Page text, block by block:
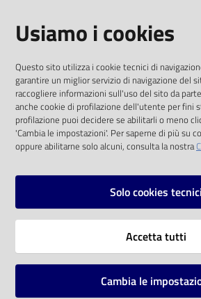
on line
Eventi
Chiedi al
bibliotecario
Avvisi
solo alle condizioni previste dalla
comunitaria 2003/98/CE e dal d.lgs.
SOCIAL
Instagram
Vai alla pagina
Usiamo i cookies
Questo sito utilizza i cookie tecnici di
garantire un miglior servizio di navigazione del
raccogliere informazioni sull'uso del sito da
anche cookie di profilazione dell'utente per fini
profilazione puoi decidere se abilitarli o meno
'Cambia le impostazioni'. Per saperne di più su
oppure abilitarne solo alcuni, consulta la nostra
Solo cookies tecnici
Accetta tutti
Cambia le